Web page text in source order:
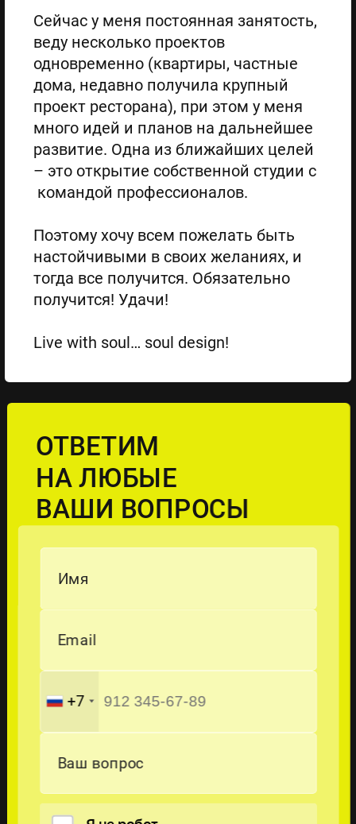
Сейчас у меня постоянная занятость,
веду несколько проектов
одновременно (квартиры, частные
дома, недавно получила крупный
проект ресторана), при этом у меня
много идей и планов на дальнейшее
развитие. Одна из ближайших целей
– это открытие собственной студии с
командой профессионалов.
Поэтому хочу всем пожелать быть
настойчивыми в своих желаниях, и
тогда все получится. Обязательно
получится! Удачи!
Live with soul… soul design!
ОТВЕТИМ
НА ЛЮБЫЕ
ВАШИ ВОПРОСЫ
Имя
Email
+7
Ваш вопрос